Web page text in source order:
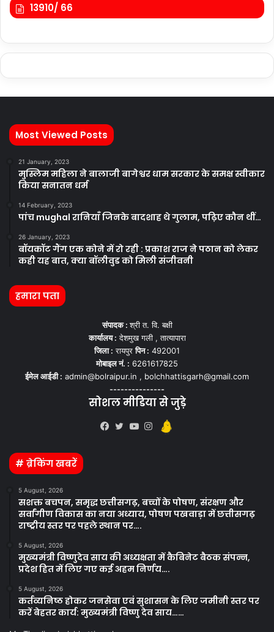
13910/ 66
Most Viewed Posts
21 January, 2023
मुस्लिम महिला ने बालाजी बागेश्वर धाम सरकार के समक्ष स्वीकार
किया सनातन धर्म
14 February, 2023
पांच mughal रानियाँ जिनके बादशाह थे गुलाम, पढ़िए कौन थीं…
26 January, 2023
बॉयकॉट गैंग एक कोने में रो रही : प्रकाश राज ने पठान को लेकर
कही यह बात, क्या बॉलीवुड को मिली संजीवनी
हमारा पता
संपादक :श्री त. वि. बक्षी
कार्यालय : देशमुख गली , तात्यापारा
जिला : रायपुरपिन : 492001
मोबाइल नं. : 6261617825
ईमेल आईडी : admin@bolraipur.in , bolchhattisgarh@gmail.com
---------------
सोशल मीडिया से जुड़े
# ब्रेकिंग खबरें
5 August, 2026
सशक्त बचपन, समृद्ध छत्तीसगढ़, बच्चों के पोषण, संरक्षण और
सर्वांगीण विकास का नया अध्याय, पोषण पखवाड़ा में छत्तीसगढ़
राष्ट्रीय स्तर पर पहले स्थान पर….
5 August, 2026
मुख्यमंत्री विष्णुदेव साय की अध्यक्षता में कैबिनेट बैठक संपन्न,
प्रदेश हित में लिए गए कई अहम निर्णय….
5 August, 2026
कर्तव्यनिष्ठ होकर जनसेवा एवं सुशासन के लिए जमीनी स्तर पर
करें बेहतर कार्य: मुख्यमंत्री विष्णु देव साय……